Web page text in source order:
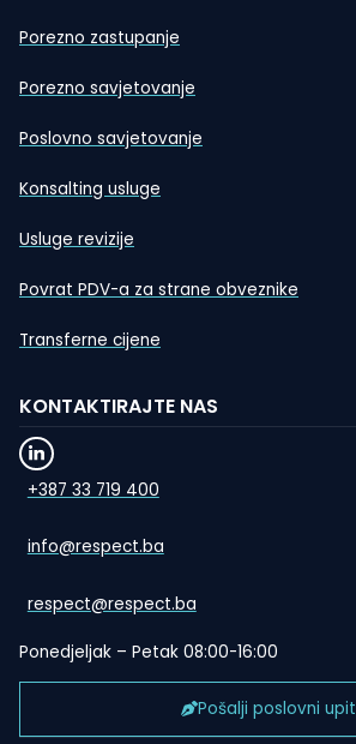
Porezno zastupanje
Porezno savjetovanje
Poslovno savjetovanje
Konsalting usluge
Usluge revizije
Povrat PDV-a za strane obveznike
Transferne cijene
KONTAKTIRAJTE NAS
+387 33 719 400
info@respect.ba
respect@respect.ba
Ponedjeljak – Petak 08:00-16:00
Pošalji poslovni upit